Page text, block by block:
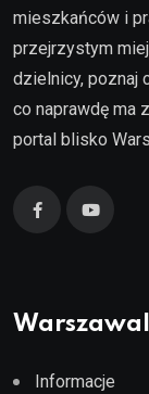
mieszkańców i
przejrzystym
dzielnicy, poznaj
co naprawdę ma
portal blisko
Informacje